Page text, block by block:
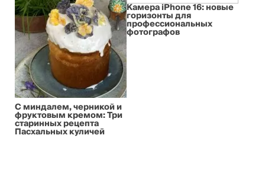
С миндалем, черникой и
фруктовым кремом: Три
старинных рецепта
Пасхальных куличей
Камера iPhone 16: новые
горизонты для
профессиональных
фотографов